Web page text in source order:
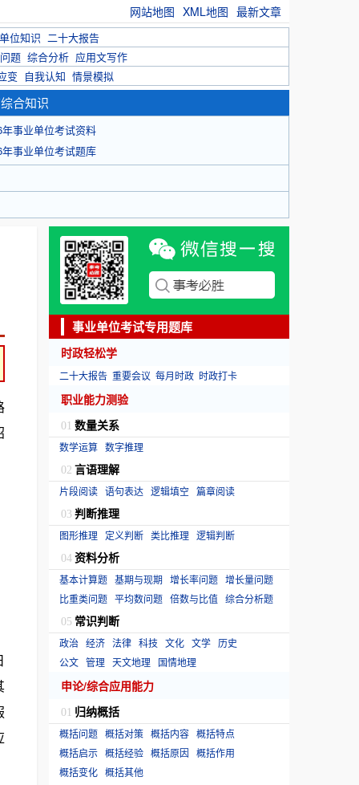
网站地图 XML地图 最新文章
位知识 二十大报告
题 综合分析 应用文写作
变 自我认知 情景模拟
合知识
年事业单位考试资料
年事业单位考试题库
事业单位考试专用题库
时政轻松学
二十大报告 重要会议 每月时政 时政打卡
职业能力测验
01 数量关系
数学运算 数字推理
02 言语理解
片段阅读 语句表达 逻辑填空 篇章阅读
03 判断推理
图形推理 定义判断 类比推理 逻辑判断
04 资料分析
基本计算题 基期与现期 增长率问题 增长量问题
比重类问题 平均数问题 倍数与比值 综合分析题
05 常识判断
政治 经济 法律 科技 文化 文学 历史
公文 管理 天文地理 国情地理
申论/综合应用能力
01 归纳概括
概括问题 概括对策 概括内容 概括特点
概括启示 概括经验 概括原因 概括作用
概括变化 概括其他